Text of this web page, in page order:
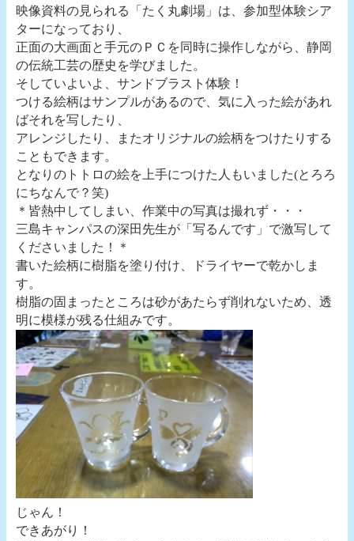
映像資料の見られる「たく丸劇場」は、参加型体験シア
ターになっており、
正面の大画面と手元のＰＣを同時に操作しながら、静岡
の伝統工芸の歴史を学びました。
そしていよいよ、サンドブラスト体験！
つける絵柄はサンプルがあるので、気に入った絵があれ
ばそれを写したり、
アレンジしたり、またオリジナルの絵柄をつけたりする
こともできます。
となりのトトロの絵を上手につけた人もいました(とろろ
にちなんで？笑)
＊皆熱中してしまい、作業中の写真は撮れず・・・
三島キャンパスの深田先生が「写るんです」で激写して
くださいました！＊
書いた絵柄に樹脂を塗り付け、ドライヤーで乾かしま
す。
樹脂の固まったところは砂があたらず削れないため、透
明に模様が残る仕組みです。
じゃん！
できあがり！